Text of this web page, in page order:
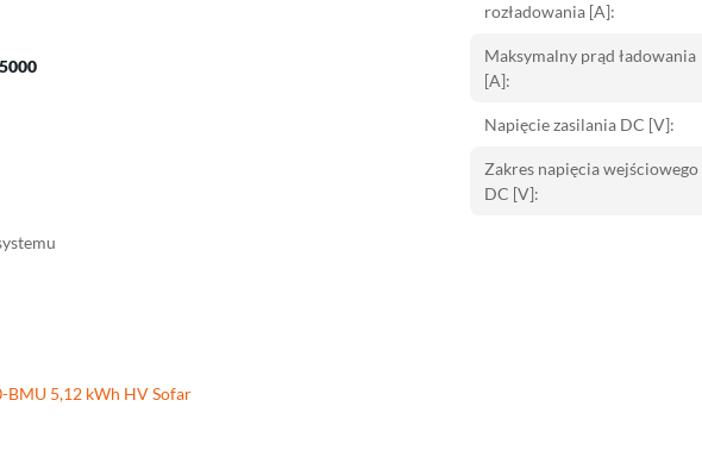
BMU 5,12 kWh HV Sofar
rozładowania [A]:
Maksymalny prąd ładowania
[A]:
Napięcie zasilania DC [V]:
Zakres napięcia wejściowego
DC [V]: